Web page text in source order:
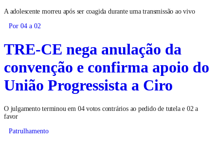
A adolescente morreu após ser coagida durante uma transmissão ao vivo
Por 04 a 02
TRE-CE nega anulação da
convenção e confirma apoio do
União Progressista a Ciro
O julgamento terminou em 04 votos contrários ao pedido de tutela e 02 a
favor
Patrulhamento